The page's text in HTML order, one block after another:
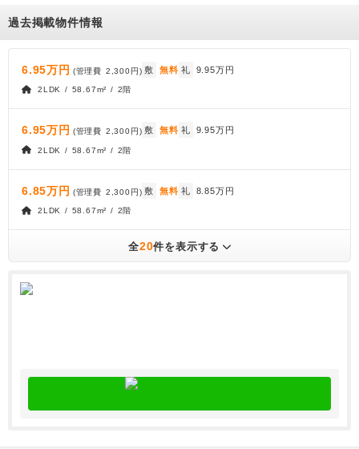
過去掲載物件情報
6.95万円 (管理費 2,300円) 敷 無料 礼 9.95万円
2LDK / 58.67m² / 2階
6.95万円 (管理費 2,300円 ) 敷 無料 礼 9.95万円
2LDK / 58.67m² / 2階
6.85万円 (管理費 2,300円) 敷 無料 礼 8.85万円
2LDK / 58.67m² / 2階
全20件を表示する